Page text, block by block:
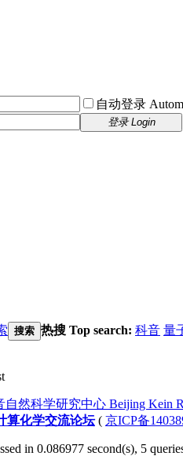
自动登录
登录 Login
搜索 热搜 Top search: 科音 量
然科学研究中心 Beijing Kein
算化学交流论坛( 京ICP备
in 0.086977 second(s), 5